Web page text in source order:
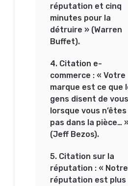
réputation et cinq
minutes pour la
détruire » (Warren
Buffet).
4. Citation e-
commerce : « Votre
marque est ce que
gens disent de vous
lorsque vous n’êtes
pas dans la pièce…
(Jeff Bezos).
5. Citation sur la
réputation : « Notre
réputation est plus